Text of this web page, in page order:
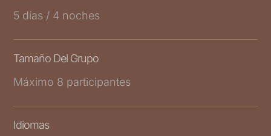
5 días / 4 noches
Tamaño Del Grupo
Máximo 8 participantes
Idiomas